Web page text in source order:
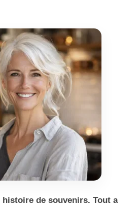
histoire de souvenirs. Tout a